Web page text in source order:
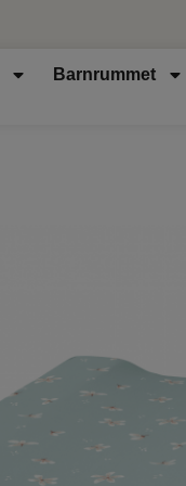
Barnrummet